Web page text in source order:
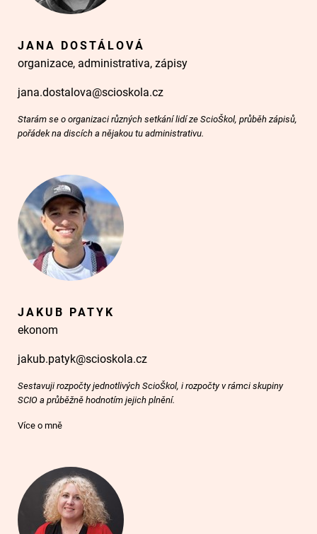
JANA DOSTÁLOVÁ
organizace, administrativa, zápisy
jana.dostalova@scioskola.cz
Starám se o organizaci různých setkání lidí ze ScioŠkol, průběh zápisů,
pořádek na discích a nějakou tu administrativu.
JAKUB PATYK
ekonom
jakub.patyk@scioskola.cz
Sestavuji rozpočty jednotlivých ScioŠkol, i rozpočty v rámci skupiny
SCIO a průběžně hodnotím jejich plnění.
Více o mně